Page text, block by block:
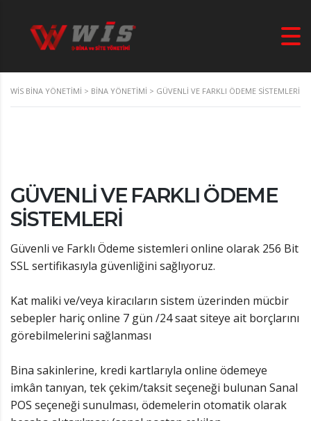
WIS BINA YÖNETIMI > BINA YÖNETIMI > GÜVENLI VE FARKLI ÖDEME SISTEMLERI
GÜVENLI VE FARKLI ÖDEME
SISTEMLERI
Güvenli ve Farklı Ödeme sistemleri online olarak 256 Bit
SSL sertifikasıyla güvenliğini sağlıyoruz.
Kat maliki ve/veya kiracıların sistem üzerinden mücbir
sebepler hariç online 7 gün /24 saat siteye ait borçlarını
görebilmelerini sağlanması
Bina sakinlerine, kredi kartlarıyla online ödemeye
imkân tanıyan, tek çekim/taksit seçeneği bulunan Sanal
POS seçeneği sunulması, ödemelerin otomatik olarak